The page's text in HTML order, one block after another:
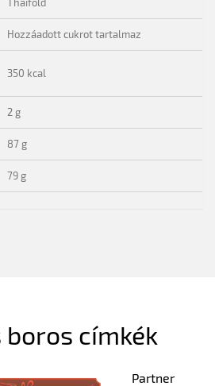
Hozzáadott cukrot tartalmaz
350 kcal
2 g
87 g
79 g
boros címkék
Partner